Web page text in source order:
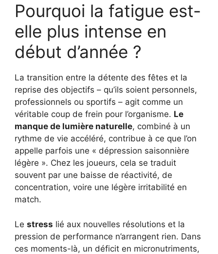
Pourquoi la fatigue est-
elle plus intense en
début d’année ?
La transition entre la détente des fêtes et la
reprise des objectifs – qu’ils soient personnels,
professionnels ou sportifs – agit comme un
véritable coup de frein pour l’organisme. Le
manque de lumière naturelle, combiné à un
rythme de vie accéléré, contribue à ce que l’on
appelle parfois une « dépression saisonnière
légère ». Chez les joueurs, cela se traduit
souvent par une baisse de réactivité, de
concentration, voire une légère irritabilité en
match.
Le stress lié aux nouvelles résolutions et la
pression de performance n’arrangent rien. Dans
ces moments-là, un déficit en micronutriments,